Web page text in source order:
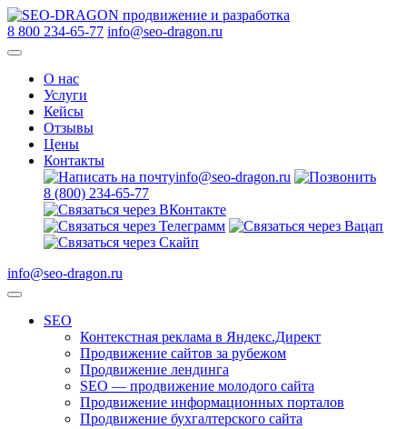
8 800 234-65-77 info@seo-dragon.ru
О нас
Услуги
Кейсы
Отзывы
Цены
Контакты
info@seo-dragon.ru
8 (800) 234-65-77
info@seo-dragon.ru
SEO
Контекстная реклама в Яндекс.Директ
Продвижение сайтов за рубежом
Продвижение лендинга
SEO — продвижение молодого сайта
Продвижение информационных порталов
Продвижение бухгалтерского сайта